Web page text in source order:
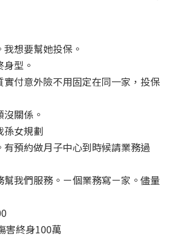
想要幫她投保。
型。
付意外險不用固定在同一家，投保
關係。
孫女規劃
預約做月子中心到時候請業務過
我們服務。ㄧ個業務寫ㄧ家。儘量
害終身100萬